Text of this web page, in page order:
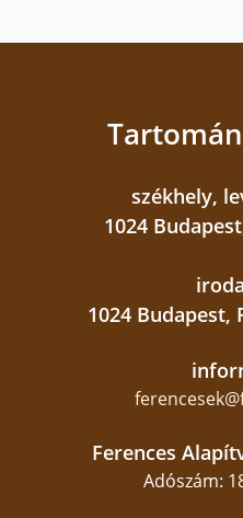
székhely,
1024
1024 Budapest,
Ferences
Adószám: